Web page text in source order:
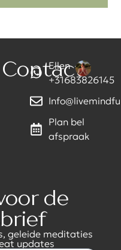
de
geleide meditaties
updates
Contact
Ellen
+31683826145
Plan bel
afspraak